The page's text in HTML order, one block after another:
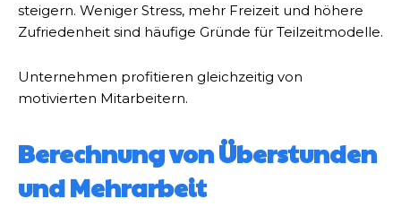
steigern. Weniger Stress, mehr Freizeit und höhere
Zufriedenheit sind häufige Gründe für Teilzeitmodelle.
Unternehmen profitieren gleichzeitig von
motivierten Mitarbeitern.
Berechnung von Überstunden
und Mehrarbeit